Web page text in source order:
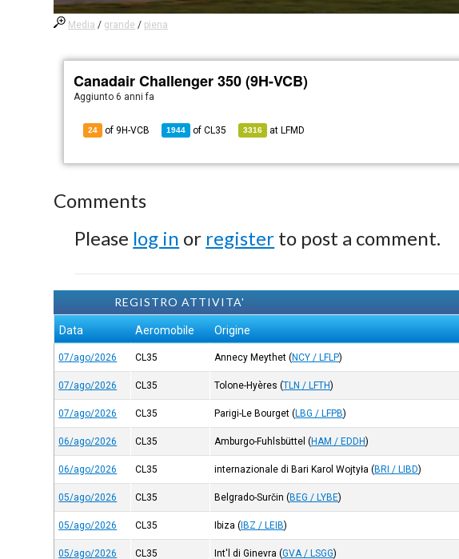
Media / grande / piena
Canadair Challenger 350 (9H-VCB)
Aggiunto6 anni fa
24 of 9H-VCB 1944 ofCL35 3316 at LFMD
Comments
Please log in or register to post a comment.
REGISTRO ATTIVITA'
Data Aeromobile Origine
07/ago/2026 CL35 Annecy Meythet (NCY / LFLP)
07/ago/2026 CL35 Tolone-Hyères (TLN / LFTH)
07/ago/2026 CL35 Parigi-Le Bourget (LBG / LFPB)
06/ago/2026 CL35 Amburgo-Fuhlsbüttel (HAM / EDDH)
06/ago/2026 CL35 internazionale di Bari Karol Wojtyła (BRI / LIBD)
05/ago/2026 CL35 Belgrado-Surčin (BEG / LYBE)
05/ago/2026 CL35 Ibiza ( IBZ / LEIB)
05/ago/2026 CL35 Int'l di Ginevra (GVA / LSGG)